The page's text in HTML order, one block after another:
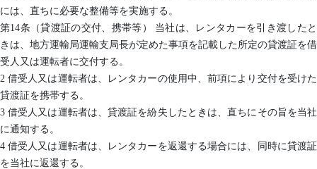
には、直ちに必要な整備等を実施する。
第14条（貸渡証の交付、携帯等） 当社は、レンタカーを引き渡したと
きは、地方運輸局運輸支局長が定めた事項を記載した所定の貸渡証を借
受人又は運転者に交付する。
2 借受人又は運転者は、レンタカーの使用中、前項により交付を受けた
貸渡証を携帯する。
3 借受人又は運転者は、貸渡証を紛失したときは、直ちにその旨を当社
に通知する。
4 借受人又は運転者は、レンタカーを返還する場合には、同時に貸渡証
を当社に返還する。